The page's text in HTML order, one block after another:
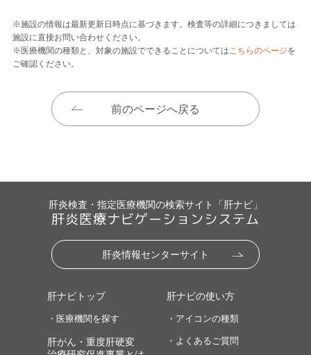
※施設の情報は最新更新日時点に基づきます。検査等の詳細につきましては
施設に直接お問い合わせください。
※医療機関の種類と、対象の施設でできることについてはこちらのページを
ご確認ください。
前のページへ戻る
肝炎検査・指定医療機関の検索サイト「肝ナビ」
肝炎医療ナビゲーションシステム
肝炎情報センターサイト
肝ナビトップ
・医療機関を探す
肝がん・重度肝硬変
肝ナビの使い方
・アイコンの種類
・よくあるご質問